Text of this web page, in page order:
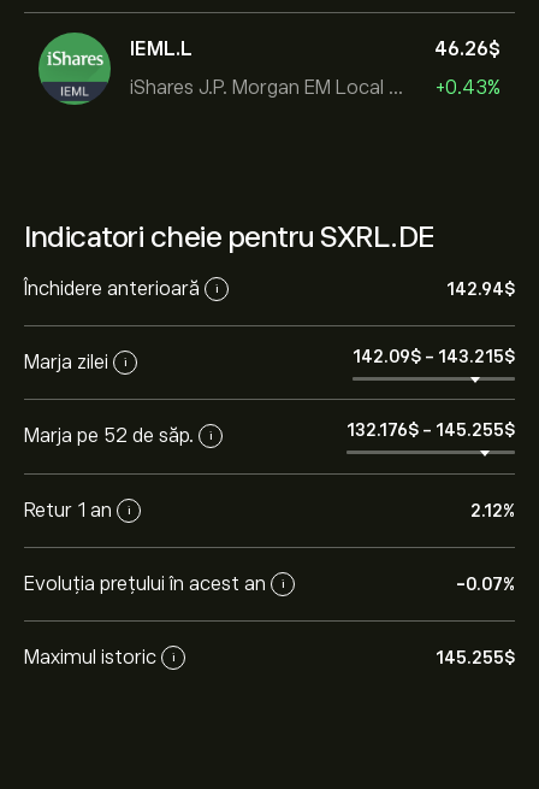
IEML.L
iShares J.P. Morgan EM Local Govt Bond UCITS ETF
46.26‎$‎
+0.43%
Indicatori cheie pentru SXRL.DE
Închidere anterioară i 142.94‎$‎
Marja zilei i 142.09‎$‎ - 143.215‎$‎
Marja pe 52 de săp. i 132.176‎$‎ - 145.255‎$‎
Retur 1 an i 2.12%
Evoluția prețului în acest an i -0.07%
Maximul istoric i 145.255‎$‎